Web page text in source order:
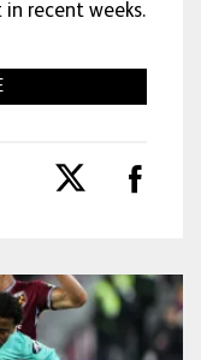
recent weeks.